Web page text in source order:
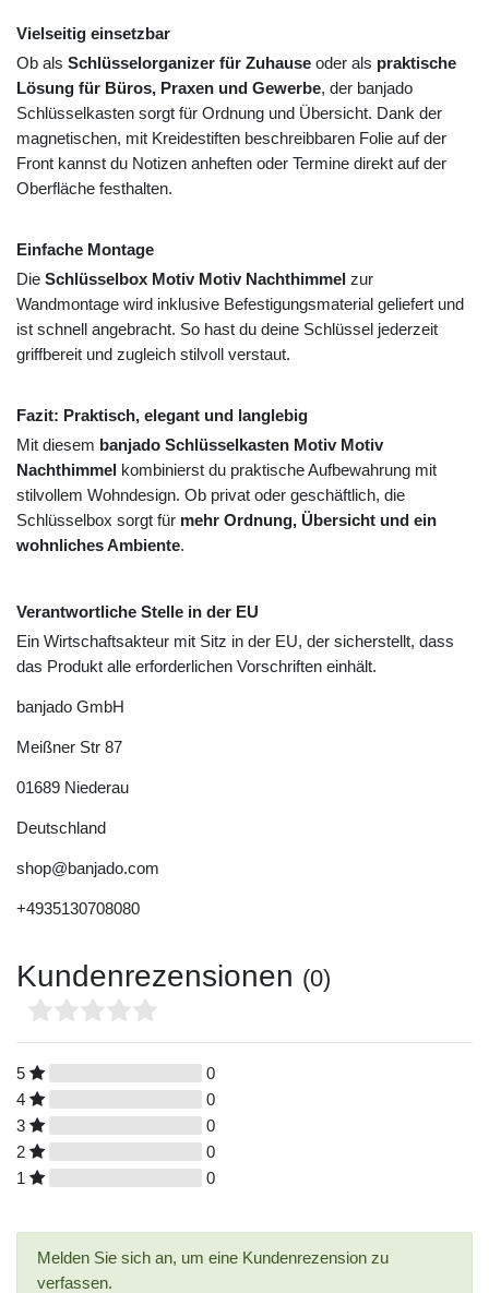
Vielseitig einsetzbar
Ob als Schlüsselorganizer für Zuhause oder als praktische
Lösung für Büros, Praxen und Gewerbe, der banjado
Schlüsselkasten sorgt für Ordnung und Übersicht. Dank der
magnetischen, mit Kreidestiften beschreibbaren Folie auf der
Front kannst du Notizen anheften oder Termine direkt auf der
Oberfläche festhalten.
Einfache Montage
Die Schlüsselbox Motiv Motiv Nachthimmel zur
Wandmontage wird inklusive Befestigungsmaterial geliefert und
ist schnell angebracht. So hast du deine Schlüssel jederzeit
griffbereit und zugleich stilvoll verstaut.
Fazit: Praktisch, elegant und langlebig
Mit diesem banjado Schlüsselkasten Motiv Motiv
Nachthimmel kombinierst du praktische Aufbewahrung mit
stilvollem Wohndesign. Ob privat oder geschäftlich, die
Schlüsselbox sorgt für mehr Ordnung, Übersicht und ein
wohnliches Ambiente.
Verantwortliche Stelle in der EU
Ein Wirtschaftsakteur mit Sitz in der EU, der sicherstellt, dass
das Produkt alle erforderlichen Vorschriften einhält.
banjado GmbH
Meißner Str 87
01689 Niederau
Deutschland
shop@banjado.com
+4935130708080
Kundenrezensionen (0)
5
0
4
0
3
0
2
0
1
0
Melden Sie sich an, um eine Kundenrezension zu
verfassen.